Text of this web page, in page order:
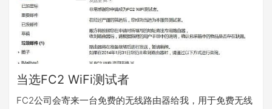
当选FC2 WiFi测试者
FC2公司会寄来一台免费的无线路由器给我，用于免费无线